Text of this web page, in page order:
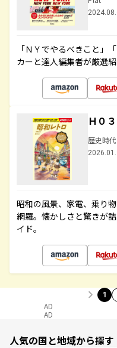
「ＮＹでやるべきこと」
カーと達人編集者が厳選
Ｈ０
歴史時代
昭和の風景、家電、乗り
網羅。懐かしさと驚きが
イド。
1
AD
AD
人気の国と地域から探す